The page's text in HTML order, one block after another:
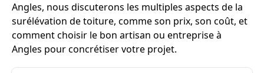
Angles, nous discuterons les multiples aspects de la
surélévation de toiture, comme son prix, son coût, et
comment choisir le bon artisan ou entreprise à
Angles pour concrétiser votre projet.